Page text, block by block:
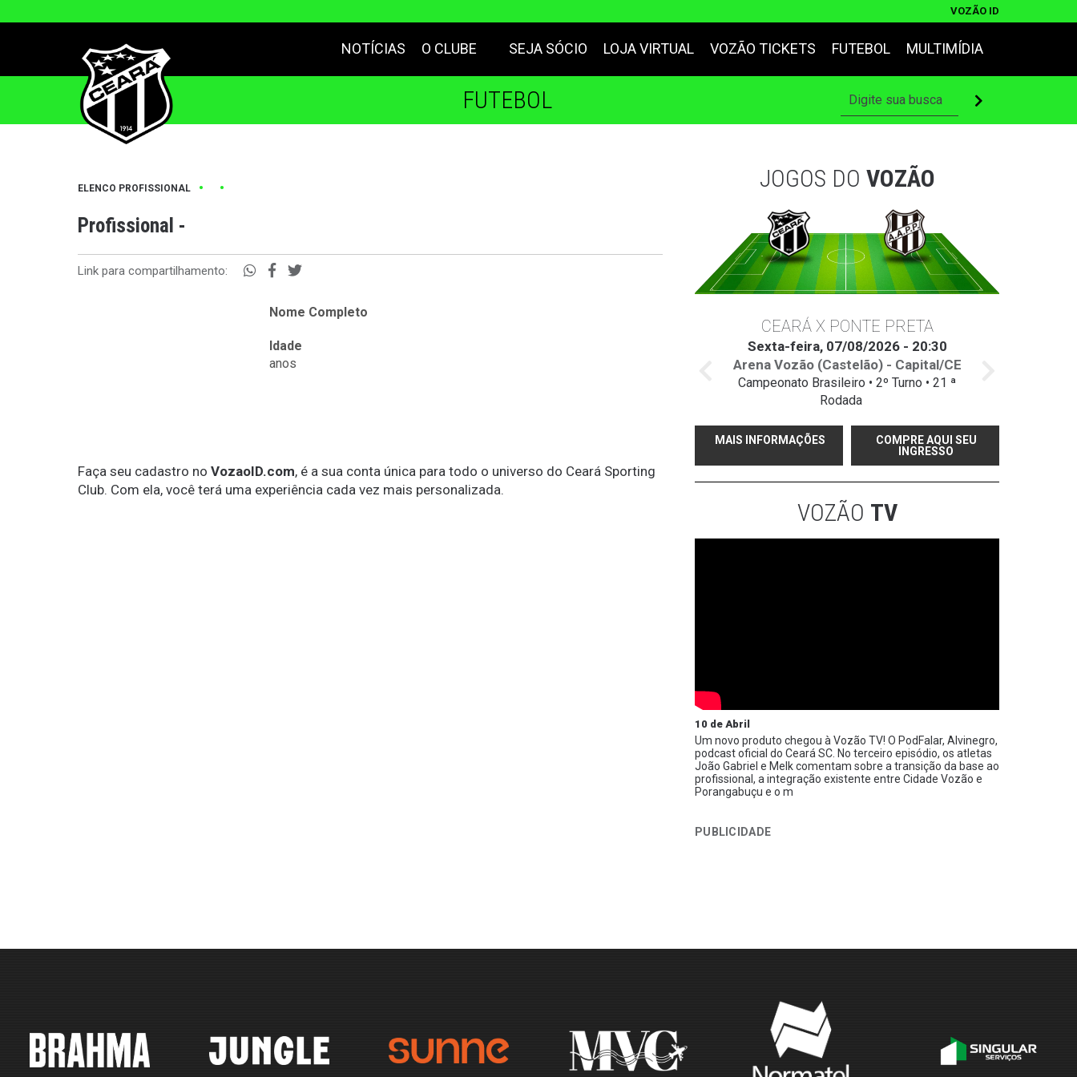
VOZÃO ID
NOTÍCIAS O CLUBE SEJA SÓCIO LOJA VIRTUAL VOZÃO TICKETS FUTEBOL MULTIMÍDIA
FUTEBOL
ELENCO PROFISSIONAL • •
Profissional -
Link para compartilhamento:
Nome Completo
Idade
anos
Faça seu cadastro no VozaoID.com, é a sua conta única para todo o universo do Ceará Sporting
Club. Com ela, você terá uma experiência cada vez mais personalizada.
JOGOS DO VOZÃO
CEARÁ X PONTE PRETA
Sexta-feira, 07/08/2026 - 20:30
Arena Vozão (Castelão) - Capital/CE
Campeonato Brasileiro • 2º Turno • 21 ª
Rodada
MAIS INFORMAÇÕES
COMPRE AQUI SEU
INGRESSO
VOZÃO TV
10 de Abril
Um novo produto chegou à Vozão TV! O PodFalar, Alvinegro,
podcast oficial do Ceará SC. No terceiro episódio, os atletas
João Gabriel e Melk comentam sobre a transição da base ao
profissional, a integração existente entre Cidade Vozão e
Porangabuçu e o m
PUBLICIDADE